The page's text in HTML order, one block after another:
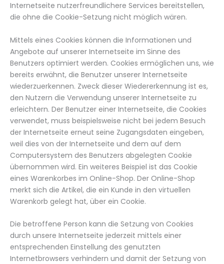
Internetseite nutzerfreundlichere Services bereitstellen,
die ohne die Cookie-Setzung nicht möglich wären.
Mittels eines Cookies können die Informationen und
Angebote auf unserer Internetseite im Sinne des
Benutzers optimiert werden. Cookies ermöglichen uns, wie
bereits erwähnt, die Benutzer unserer Internetseite
wiederzuerkennen. Zweck dieser Wiedererkennung ist es,
den Nutzern die Verwendung unserer Internetseite zu
erleichtern. Der Benutzer einer Internetseite, die Cookies
verwendet, muss beispielsweise nicht bei jedem Besuch
der Internetseite erneut seine Zugangsdaten eingeben,
weil dies von der Internetseite und dem auf dem
Computersystem des Benutzers abgelegten Cookie
übernommen wird. Ein weiteres Beispiel ist das Cookie
eines Warenkorbes im Online-Shop. Der Online-Shop
merkt sich die Artikel, die ein Kunde in den virtuellen
Warenkorb gelegt hat, über ein Cookie.
Die betroffene Person kann die Setzung von Cookies
durch unsere Internetseite jederzeit mittels einer
entsprechenden Einstellung des genutzten
Internetbrowsers verhindern und damit der Setzung von